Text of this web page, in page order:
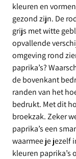
kleuren en
gezond zijn. De
grijs met witte
opvallende
omgeving rond
paprika’s?
de bovenkant
randen van het
bedrukt. Met dit
broekzak. Zeker
paprika’s een
waarmee je jezelf
kleuren paprika’s